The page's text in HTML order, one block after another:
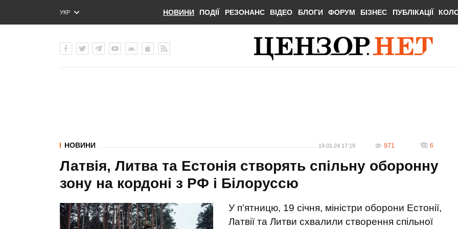
УКР
ENG
НОВИНИ ПОДІЇ РЕЗОНАНС ВІДЕО БЛОГИ ФОРУМ БІЗНЕС ПУБЛІКАЦІЇ
НОВИНИ 19.01.24 17:19 971 6
Латвія, Литва та Естонія створять спільну оборонну
зону на кордоні з РФ і Білоруссю
У п’ятницю, 19 січня, міністри оборони Естонії,
Латвії та Литви схвалили створення спільної